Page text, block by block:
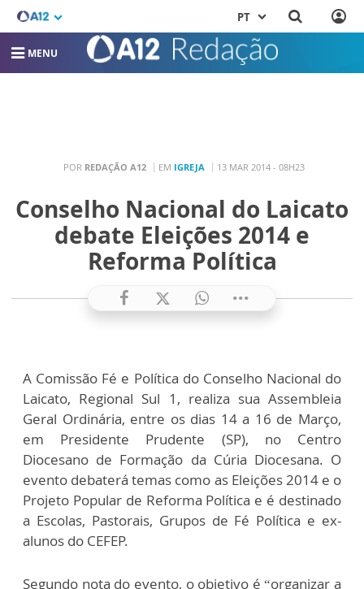
PT
MENU
POR REDAÇÃO A12 EM IGREJA 13 MAR 2014 - 08H23
Conselho Nacional do Laicato
debate Eleições 2014 e
Reforma Política
A Comissão Fé e Política do Conselho Nacional do
Laicato, Regional Sul 1, realiza sua Assembleia
Geral Ordinária, entre os dias 14 a 16 de Março,
em Presidente Prudente (SP), no Centro
Diocesano de Formação da Cúria Diocesana. O
evento debaterá temas como as Eleições 2014 e o
Projeto Popular de Reforma Política e é destinado
a Escolas, Pastorais, Grupos de Fé Política e ex-
alunos do CEFEP.
Segundo nota do evento, o objetivo é “organizar a